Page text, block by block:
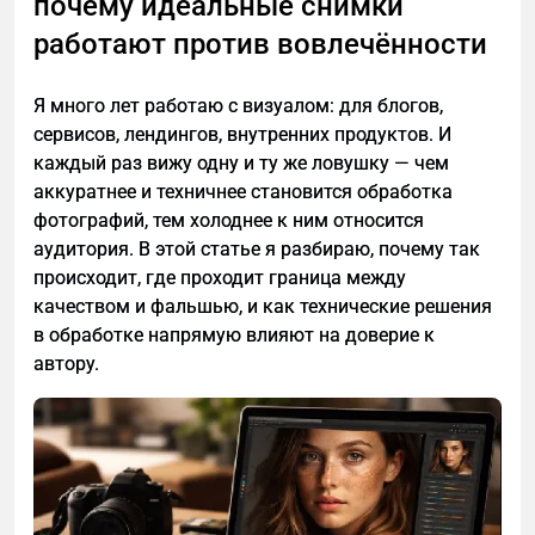
В школе учеников готовят к экзаменам: они
смотрят вебинары, выполняют домашки и делают
работу над ошибками вместе с кураторами.
SMITUP — это еще и комьюнити. Выпускники
дружат, делятся переживаниями перед
экзаменами и видятся на оффлайн-встречах,
которые организовывает сама Эля Смит.
который раздевает, не сохраняют
пользовательские фотографии. Разработчики
репутации, что делает хранение снимков
невыгодным.
3. Законно ли использовать программу для
раздевания девушек?
Использование инструментов, чтобы раздеть
девушку онлайн по фото, допустимо только для
личных целей. Распространение обработанных
изображений без согласия человека может
нарушать законы о конфиденциальности и
привести к юридическим последствиям.
4. Можно ли раздеть девушку по фото
бесплатно?
Процесс раздевания по фото требует больших
работают против вовлечённости
Я много лет работаю с визуалом: для блогов,
сервисов, лендингов, внутренних продуктов. И
каждый раз вижу одну и ту же ловушку — чем
аккуратнее и техничнее становится обработка
фотографий, тем холоднее к ним относится
аудитория. В этой статье я разбираю, почему так
происходит, где проходит граница между
качеством и фальшью, и как технические решения
в обработке напрямую влияют на доверие к
автору.